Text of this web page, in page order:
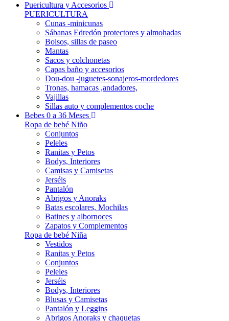
Puericultura y Accesorios
PUERICULTURA
Cunas -minicunas
Sábanas Edredón protectores y almohadas
Bolsos, sillas de paseo
Mantas
Sacos y colchonetas
Capas baño y accesorios
Dou-dou -juguetes-sonajeros-mordedores
Tronas, hamacas ,andadores,
Vajillas
Sillas auto y complementos coche
Bebes 0 a 36 Meses
Ropa de bebé Niño
Conjuntos
Peleles
Ranitas y Petos
Bodys, Interiores
Camisas y Camisetas
Jerséis
Pantalón
Abrigos y Anoraks
Batas escolares, Mochilas
Batines y albornoces
Zapatos y Complementos
Ropa de bebé Niña
Vestidos
Ranitas y Petos
Conjuntos
Peleles
Jerséis
Bodys, Interiores
Blusas y Camisetas
Pantalón y Leggins
Abrigos Anoraks y chaquetas